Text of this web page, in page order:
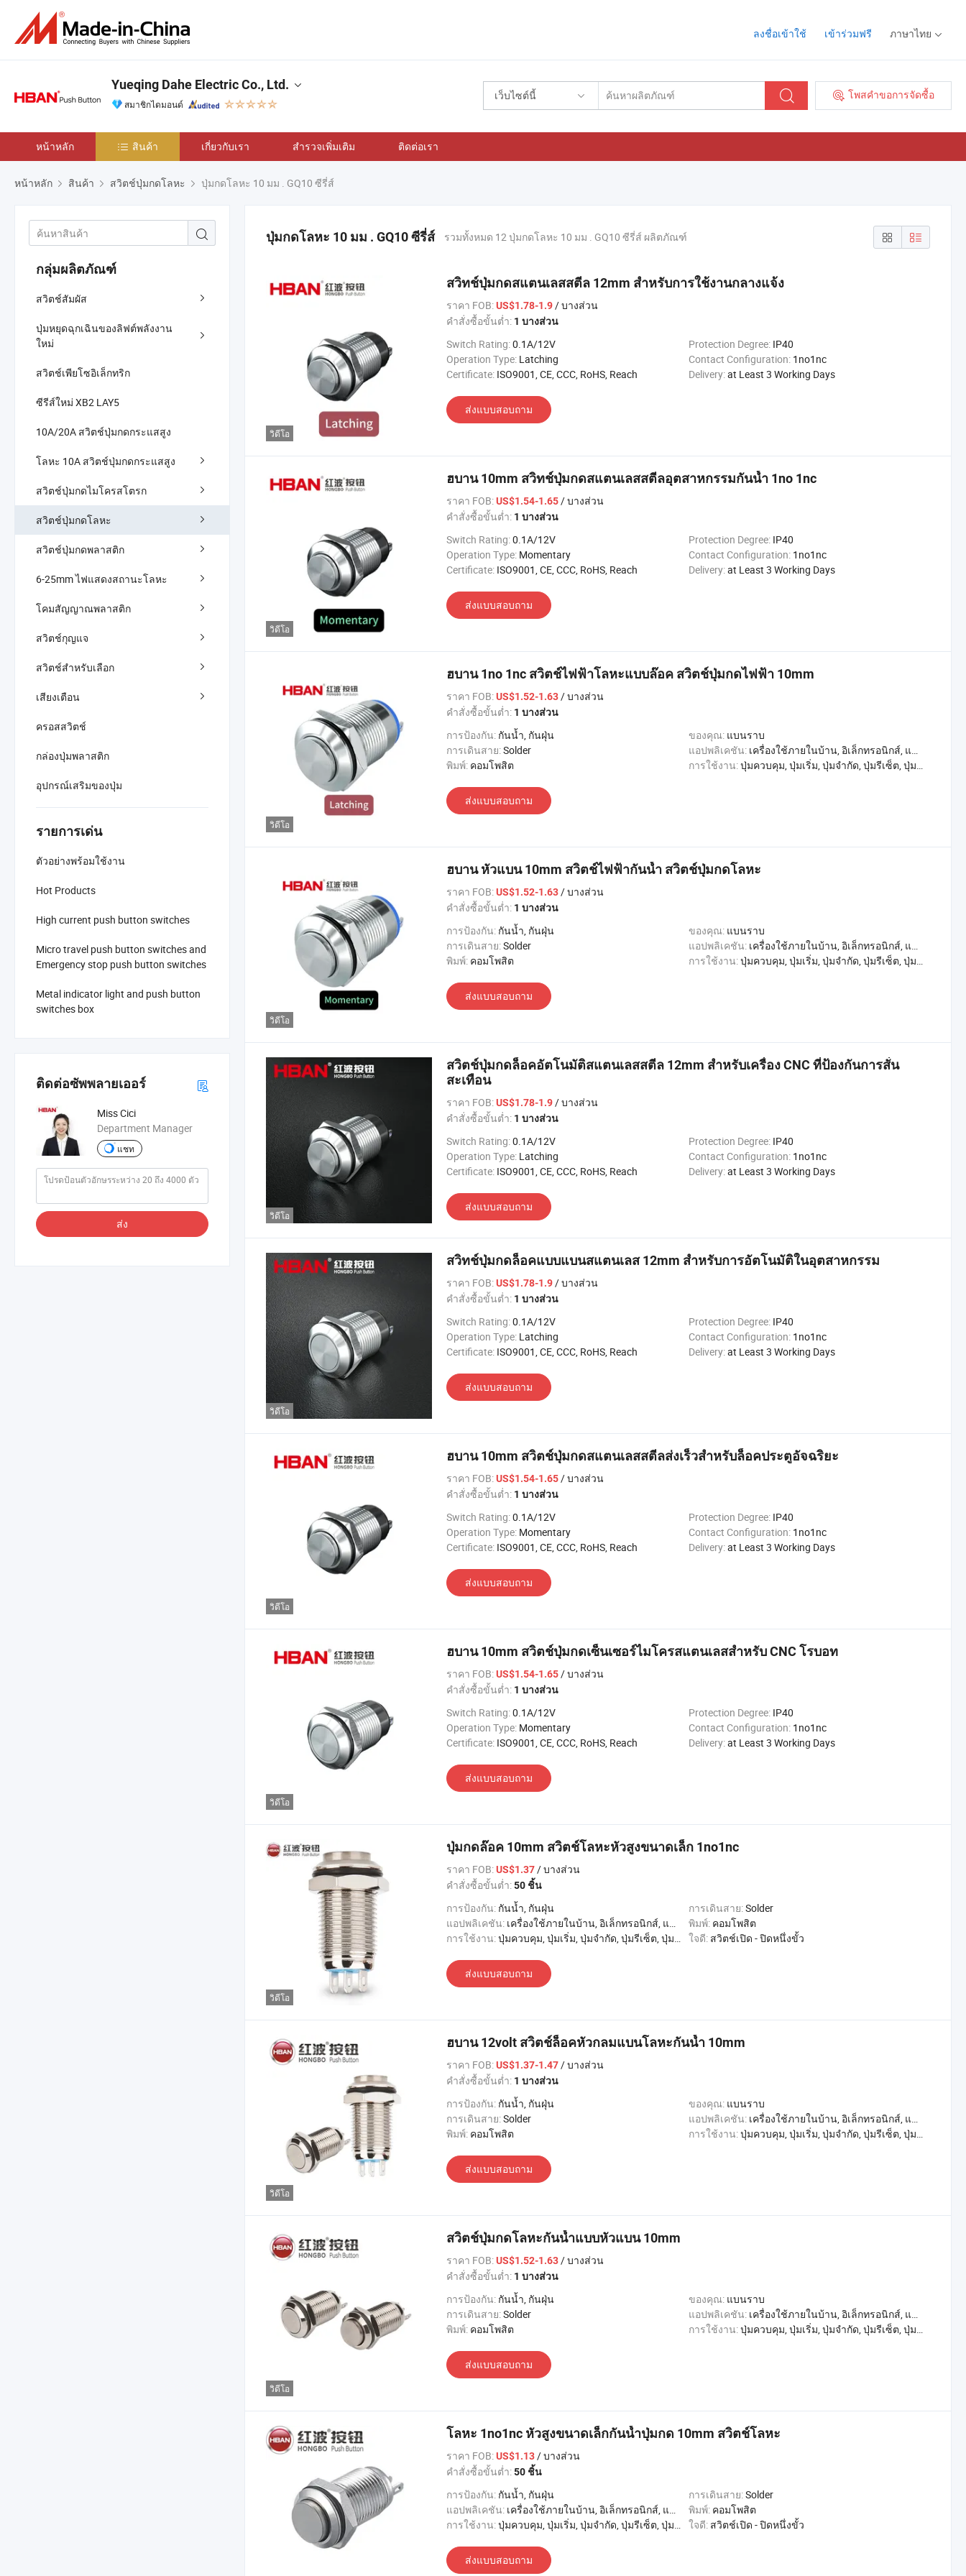
ลงชื่อเข้าใช้ เข้าร่วมฟรี ภาษาไทย
เว็บไซต์นี้ โพสคำขอการจัดซื้อ
Yueqing Dahe Electric Co., Ltd.
สมาชิกไดมอนด์
หน้าหลัก สินค้า เกี่ยวกับเรา สำรวจเพิ่มเติม ติดต่อเรา
หน้าหลัก สินค้า สวิตช์ปุ่มกดโลหะ ปุ่มกดโลหะ 10 มม . GQ10 ซีรี่ส์
กลุ่มผลิตภัณฑ์
สวิตช์สัมผัส
ปุ่มหยุดฉุกเฉินของลิฟต์พลังงาน
ใหม่
สวิตช์เพียโซอิเล็กทริก
ซีรีส์ใหม่ XB2 LAY5
10A/20A สวิตช์ปุ่มกดกระแสสูง
โลหะ 10A สวิตช์ปุ่มกดกระแสสูง
สวิตช์ปุ่มกดไมโครสโตรก
สวิตช์ปุ่มกดโลหะ
สวิตช์ปุ่มกดพลาสติก
6-25mm ไฟแสดงสถานะโลหะ
โคมสัญญาณพลาสติก
สวิตช์กุญแจ
สวิตช์สำหรับเลือก
เสียงเตือน
ครอสสวิตช์
กล่องปุ่มพลาสติก
อุปกรณ์เสริมของปุ่ม
รายการเด่น
ตัวอย่างพร้อมใช้งาน
Hot Products
High current push button switches
Micro travel push button switches and
Emergency stop push button switches
Metal indicator light and push button
switches box
ติดต่อซัพพลายเออร์
Miss Cici
Department Manager
แชท
ส่ง
ปุ่มกดโลหะ 10 มม . GQ10 ซีรี่ส์ รวมทั้งหมด 12 ปุ่มกดโลหะ 10 มม . GQ10 ซีรี่ส์ ผลิตภัณฑ์
วิดีโอ
สวิทช์ปุ่มกดสแตนเลสสตีล 12mm สำหรับการใช้งานกลางแจ้ง
ราคา FOB:US$1.78-1.9/ บางส่วน
คำสั่งซื้อขั้นต่ำ: 1 บางส่วน
Switch Rating:0.1A/12V Protection Degree: IP40
Operation Type: Latching Contact Configuration: 1no1nc
Certificate: ISO9001, CE, CCC, RoHS, Reach Delivery:at Least 3 Working Days
ส่งแบบสอบถาม
วิดีโอ
ฮบาน 10mm สวิทช์ปุ่มกดสแตนเลสสตีลอุตสาหกรรมกันน้ำ 1no 1nc
ราคา FOB:US$1.54-1.65/ บางส่วน
คำสั่งซื้อขั้นต่ำ: 1 บางส่วน
Switch Rating:0.1A/12V Protection Degree: IP40
Operation Type: Momentary Contact Configuration: 1no1nc
Certificate: ISO9001, CE, CCC, RoHS, Reach Delivery:at Least 3 Working Days
ส่งแบบสอบถาม
วิดีโอ
ฮบาน 1no 1nc สวิตช์ไฟฟ้าโลหะแบบล๊อค สวิตช์ปุ่มกดไฟฟ้า 10mm
ราคา FOB:US$1.52-1.63/ บางส่วน
คำสั่งซื้อขั้นต่ำ: 1 บางส่วน
การป้องกัน: กันน้ำ, กันฝุ่น ของคุณ: แบนราบ
การเดินสาย:Solder แอปพลิเคชัน: เครื่องใช้ภายในบ้าน, อิเล็กทรอนิกส์, แสงสว่าง, อุตสาหกรรม
พิมพ์: คอมโพสิต การใช้งาน:ปุ่มควบคุม, ปุ่มเริ่ม, ปุ่มจำกัด, ปุ่มรีเซ็ต, ปุ่มตรวจสอบ, สลับการเล่น, หลุดออกจากขั้วต่อ, สวิตช์เปลี่ยน, สวิตช์ควบคุม
ส่งแบบสอบถาม
วิดีโอ
ฮบาน หัวแบน 10mm สวิตช์ไฟฟ้ากันน้ำ สวิตช์ปุ่มกดโลหะ
ราคา FOB:US$1.52-1.63/ บางส่วน
คำสั่งซื้อขั้นต่ำ: 1 บางส่วน
การป้องกัน: กันน้ำ, กันฝุ่น ของคุณ: แบนราบ
การเดินสาย:Solder แอปพลิเคชัน: เครื่องใช้ภายในบ้าน, อิเล็กทรอนิกส์, แสงสว่าง, อุตสาหกรรม
พิมพ์: คอมโพสิต การใช้งาน:ปุ่มควบคุม, ปุ่มเริ่ม, ปุ่มจำกัด, ปุ่มรีเซ็ต, ปุ่มตรวจสอบ, สลับการเล่น, หลุดออกจากขั้วต่อ, สวิตช์เปลี่ยน, สวิตช์ควบคุม
ส่งแบบสอบถาม
วิดีโอ
สวิตช์ปุ่มกดล็อคอัตโนมัติสแตนเลสสตีล 12mm สำหรับเครื่อง CNC ที่ป้องกันการสั่น
สะเทือน
ราคา FOB:US$1.78-1.9/ บางส่วน
คำสั่งซื้อขั้นต่ำ: 1 บางส่วน
Switch Rating:0.1A/12V Protection Degree: IP40
Operation Type: Latching Contact Configuration: 1no1nc
Certificate: ISO9001, CE, CCC, RoHS, Reach Delivery:at Least 3 Working Days
ส่งแบบสอบถาม
วิดีโอ
สวิทช์ปุ่มกดล็อคแบบแบนสแตนเลส 12mm สำหรับการอัตโนมัติในอุตสาหกรรม
ราคา FOB:US$1.78-1.9/ บางส่วน
คำสั่งซื้อขั้นต่ำ: 1 บางส่วน
Switch Rating:0.1A/12V Protection Degree: IP40
Operation Type: Latching Contact Configuration: 1no1nc
Certificate: ISO9001, CE, CCC, RoHS, Reach Delivery:at Least 3 Working Days
ส่งแบบสอบถาม
วิดีโอ
ฮบาน 10mm สวิตช์ปุ่มกดสแตนเลสสตีลส่งเร็วสำหรับล็อคประตูอัจฉริยะ
ราคา FOB:US$1.54-1.65/ บางส่วน
คำสั่งซื้อขั้นต่ำ: 1 บางส่วน
Switch Rating:0.1A/12V Protection Degree: IP40
Operation Type: Momentary Contact Configuration: 1no1nc
Certificate: ISO9001, CE, CCC, RoHS, Reach Delivery:at Least 3 Working Days
ส่งแบบสอบถาม
วิดีโอ
ฮบาน 10mm สวิตช์ปุ่มกดเซ็นเซอร์ไมโครสแตนเลสสำหรับ CNC โรบอท
ราคา FOB:US$1.54-1.65/ บางส่วน
คำสั่งซื้อขั้นต่ำ: 1 บางส่วน
Switch Rating:0.1A/12V Protection Degree: IP40
Operation Type: Momentary Contact Configuration: 1no1nc
Certificate: ISO9001, CE, CCC, RoHS, Reach Delivery:at Least 3 Working Days
ส่งแบบสอบถาม
วิดีโอ
ปุ่มกดล๊อค 10mm สวิตช์โลหะหัวสูงขนาดเล็ก 1no1nc
ราคา FOB:US$1.37/ บางส่วน
คำสั่งซื้อขั้นต่ำ:50 ชิ้น
การป้องกัน: กันน้ำ, กันฝุ่น การเดินสาย:Solder
แอปพลิเคชัน: เครื่องใช้ภายในบ้าน, อิเล็กทรอนิกส์, แสงสว่าง, อุตสาหกรรม พิมพ์: คอมโพสิต
การใช้งาน:ปุ่มควบคุม, ปุ่มเริ่ม, ปุ่มจำกัด, ปุ่มรีเซ็ต, ปุ่มตรวจสอบ, สลับการเล่น, หลุดออกจากขั้วต่อ, สวิตช์เปลี่ยน, สวิตช์ควบคุม ใจดี: สวิตช์เปิด - ปิดหนึ่งขั้ว
ส่งแบบสอบถาม
วิดีโอ
ฮบาน 12volt สวิตช์ล็อคหัวกลมแบนโลหะกันน้ำ 10mm
ราคา FOB:US$1.37-1.47/ บางส่วน
คำสั่งซื้อขั้นต่ำ: 1 บางส่วน
การป้องกัน: กันน้ำ, กันฝุ่น ของคุณ: แบนราบ
การเดินสาย:Solder แอปพลิเคชัน: เครื่องใช้ภายในบ้าน, อิเล็กทรอนิกส์, แสงสว่าง, อุตสาหกรรม
พิมพ์: คอมโพสิต การใช้งาน:ปุ่มควบคุม, ปุ่มเริ่ม, ปุ่มจำกัด, ปุ่มรีเซ็ต, ปุ่มตรวจสอบ, สลับการเล่น, หลุดออกจากขั้วต่อ, สวิตช์เปลี่ยน, สวิตช์ควบคุม
ส่งแบบสอบถาม
วิดีโอ
สวิตช์ปุ่มกดโลหะกันน้ำแบบหัวแบน 10mm
ราคา FOB:US$1.52-1.63/ บางส่วน
คำสั่งซื้อขั้นต่ำ: 1 บางส่วน
การป้องกัน: กันน้ำ, กันฝุ่น ของคุณ: แบนราบ
การเดินสาย:Solder แอปพลิเคชัน: เครื่องใช้ภายในบ้าน, อิเล็กทรอนิกส์, แสงสว่าง, อุตสาหกรรม
พิมพ์: คอมโพสิต การใช้งาน:ปุ่มควบคุม, ปุ่มเริ่ม, ปุ่มจำกัด, ปุ่มรีเซ็ต, ปุ่มตรวจสอบ, สลับการเล่น, หลุดออกจากขั้วต่อ, สวิตช์เปลี่ยน, สวิตช์ควบคุม
ส่งแบบสอบถาม
โลหะ 1no1nc หัวสูงขนาดเล็กกันน้ำปุ่มกด 10mm สวิตช์โลหะ
ราคา FOB:US$1.13/ บางส่วน
คำสั่งซื้อขั้นต่ำ:50 ชิ้น
การป้องกัน: กันน้ำ, กันฝุ่น การเดินสาย:Solder
แอปพลิเคชัน: เครื่องใช้ภายในบ้าน, อิเล็กทรอนิกส์, แสงสว่าง, อุตสาหกรรม พิมพ์: คอมโพสิต
การใช้งาน:ปุ่มควบคุม, ปุ่มเริ่ม, ปุ่มจำกัด, ปุ่มรีเซ็ต, ปุ่มตรวจสอบ, สลับการเล่น, หลุดออกจากขั้วต่อ, สวิตช์เปลี่ยน, สวิตช์ควบคุม ใจดี: สวิตช์เปิด - ปิดหนึ่งขั้ว
ส่งแบบสอบถาม